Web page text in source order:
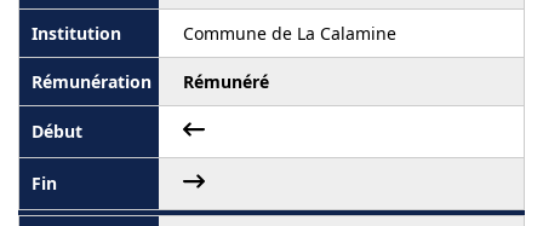
Commune de La Calamine
Rémunéré